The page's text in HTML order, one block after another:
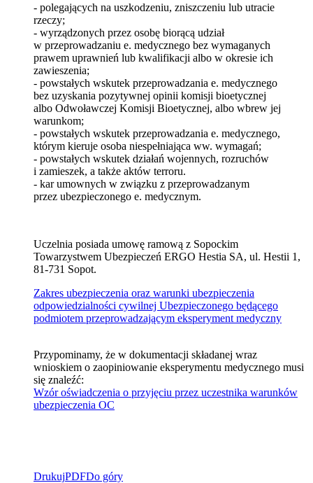
- polegających na uszkodzeniu, zniszczeniu lub utracie
rzeczy;
- wyrządzonych przez osobę biorącą udział
w przeprowadzaniu e. medycznego bez wymaganych
prawem uprawnień lub kwalifikacji albo w okresie ich
zawieszenia;
- powstałych wskutek przeprowadzania e. medycznego
bez uzyskania pozytywnej opinii komisji bioetycznej
albo Odwoławczej Komisji Bioetycznej, albo wbrew jej
warunkom;
- powstałych wskutek przeprowadzania e. medycznego,
którym kieruje osoba niespełniająca ww. wymagań;
- powstałych wskutek działań wojennych, rozruchów
i zamieszek, a także aktów terroru.
- kar umownych w związku z przeprowadzanym
przez ubezpieczonego e. medycznym.
Uczelnia posiada umowę ramową z Sopockim
Towarzystwem Ubezpieczeń ERGO Hestia SA, ul. Hestii 1,
81-731 Sopot.
Zakres ubezpieczenia oraz warunki ubezpieczenia
odpowiedzialności cywilnej Ubezpieczonego będącego
podmiotem przeprowadzającym eksperyment medyczny
Przypominamy, że w dokumentacji składanej wraz
wnioskiem o zaopiniowanie eksperymentu medycznego musi
się znaleźć:
Wzór oświadczenia o przyjęciu przez uczestnika warunków
ubezpieczenia OC
DrukujPDFDo góry